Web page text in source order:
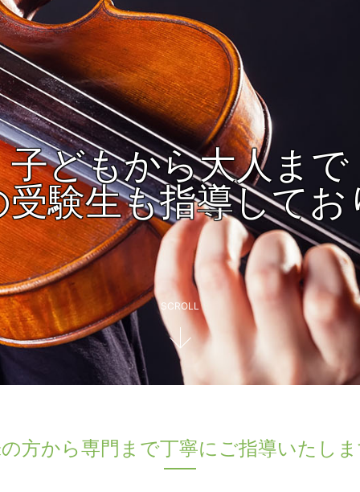
子どもから大人まで
受験生も指導してお
SCROLL
方から専門まで丁寧にご指導いたし